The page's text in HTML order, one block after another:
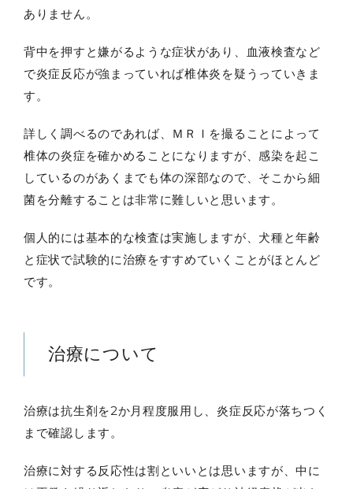
ありません。
背中を押すと嫌がるような症状があり、血液検査など
で炎症反応が強まっていれば椎体炎を疑うっていきま
す。
詳しく調べるのであれば、ＭＲＩを撮ることによって
椎体の炎症を確かめることになりますが、感染を起こ
しているのがあくまでも体の深部なので、そこから細
菌を分離することは非常に難しいと思います。
個人的には基本的な検査は実施しますが、犬種と年齢
と症状で試験的に治療をすすめていくことがほとんど
です。
治療について
治療は抗生剤を2か月程度服用し、炎症反応が落ちつく
まで確認します。
治療に対する反応性は割といいとは思いますが、中に